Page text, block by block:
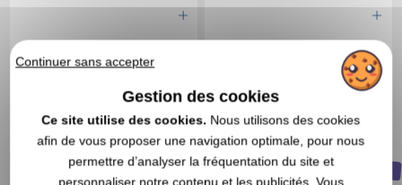
2,03 CHF
2,21 €
Marquage non compris
DEVIS EXPRESS
1,76 CHFHT
Marquage non compris
DEVIS EXPRESS
Réf. 00010V0148365
NOUVEAUTÉ
Réf. 00015V0232220
Continuer sans accepter
Gestion des cookies
Ce site utilise des cookies. Nous utilisons des cookies
afin de vous proposer une navigation optimale, pour nous
permettre d’analyser la fréquentation du site et
personnaliser notre contenu et les publicités. Vous